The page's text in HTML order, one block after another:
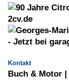
Kontakt
Buch & Motor|